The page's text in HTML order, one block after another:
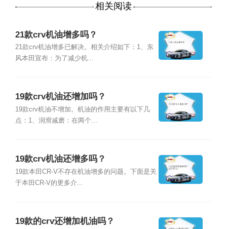
相关阅读
21款crv机油增多吗？
21款crv机油增多已解决。相关介绍如下：1、东
风本田宣布：为了减少机...
19款crv机油还增加吗？
19款crv机油不增加。机油的作用主要有以下几
点：1、润滑减磨：在两个...
19款crv机油还增多吗？
19款本田CR-V不存在机油增多的问题。下面是关
于本田CR-V的更多介...
19款的crv还增加机油吗？